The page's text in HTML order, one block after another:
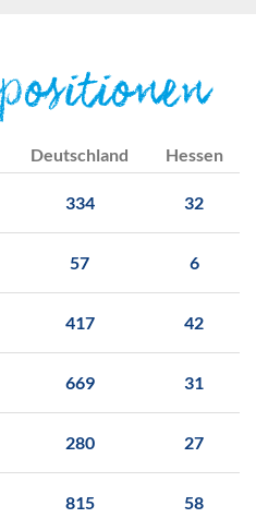
Deutschland
Hessen
334 32
57 6
417 42
669 31
280 27
815 58